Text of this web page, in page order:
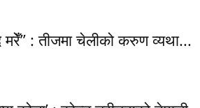
: तीजमा चेलीको करुण व्यथा...